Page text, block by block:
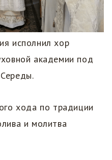
исполнил хор
академии под
хода по традиции
и молитва